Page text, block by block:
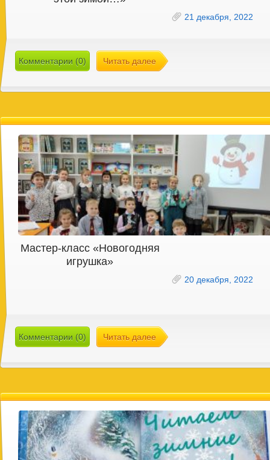
21 декабря, 2022
Комментарии (0) Читать далее
Мастер-класс «Новогодняя
игрушка»
20 декабря, 2022
Комментарии (0) Читать далее